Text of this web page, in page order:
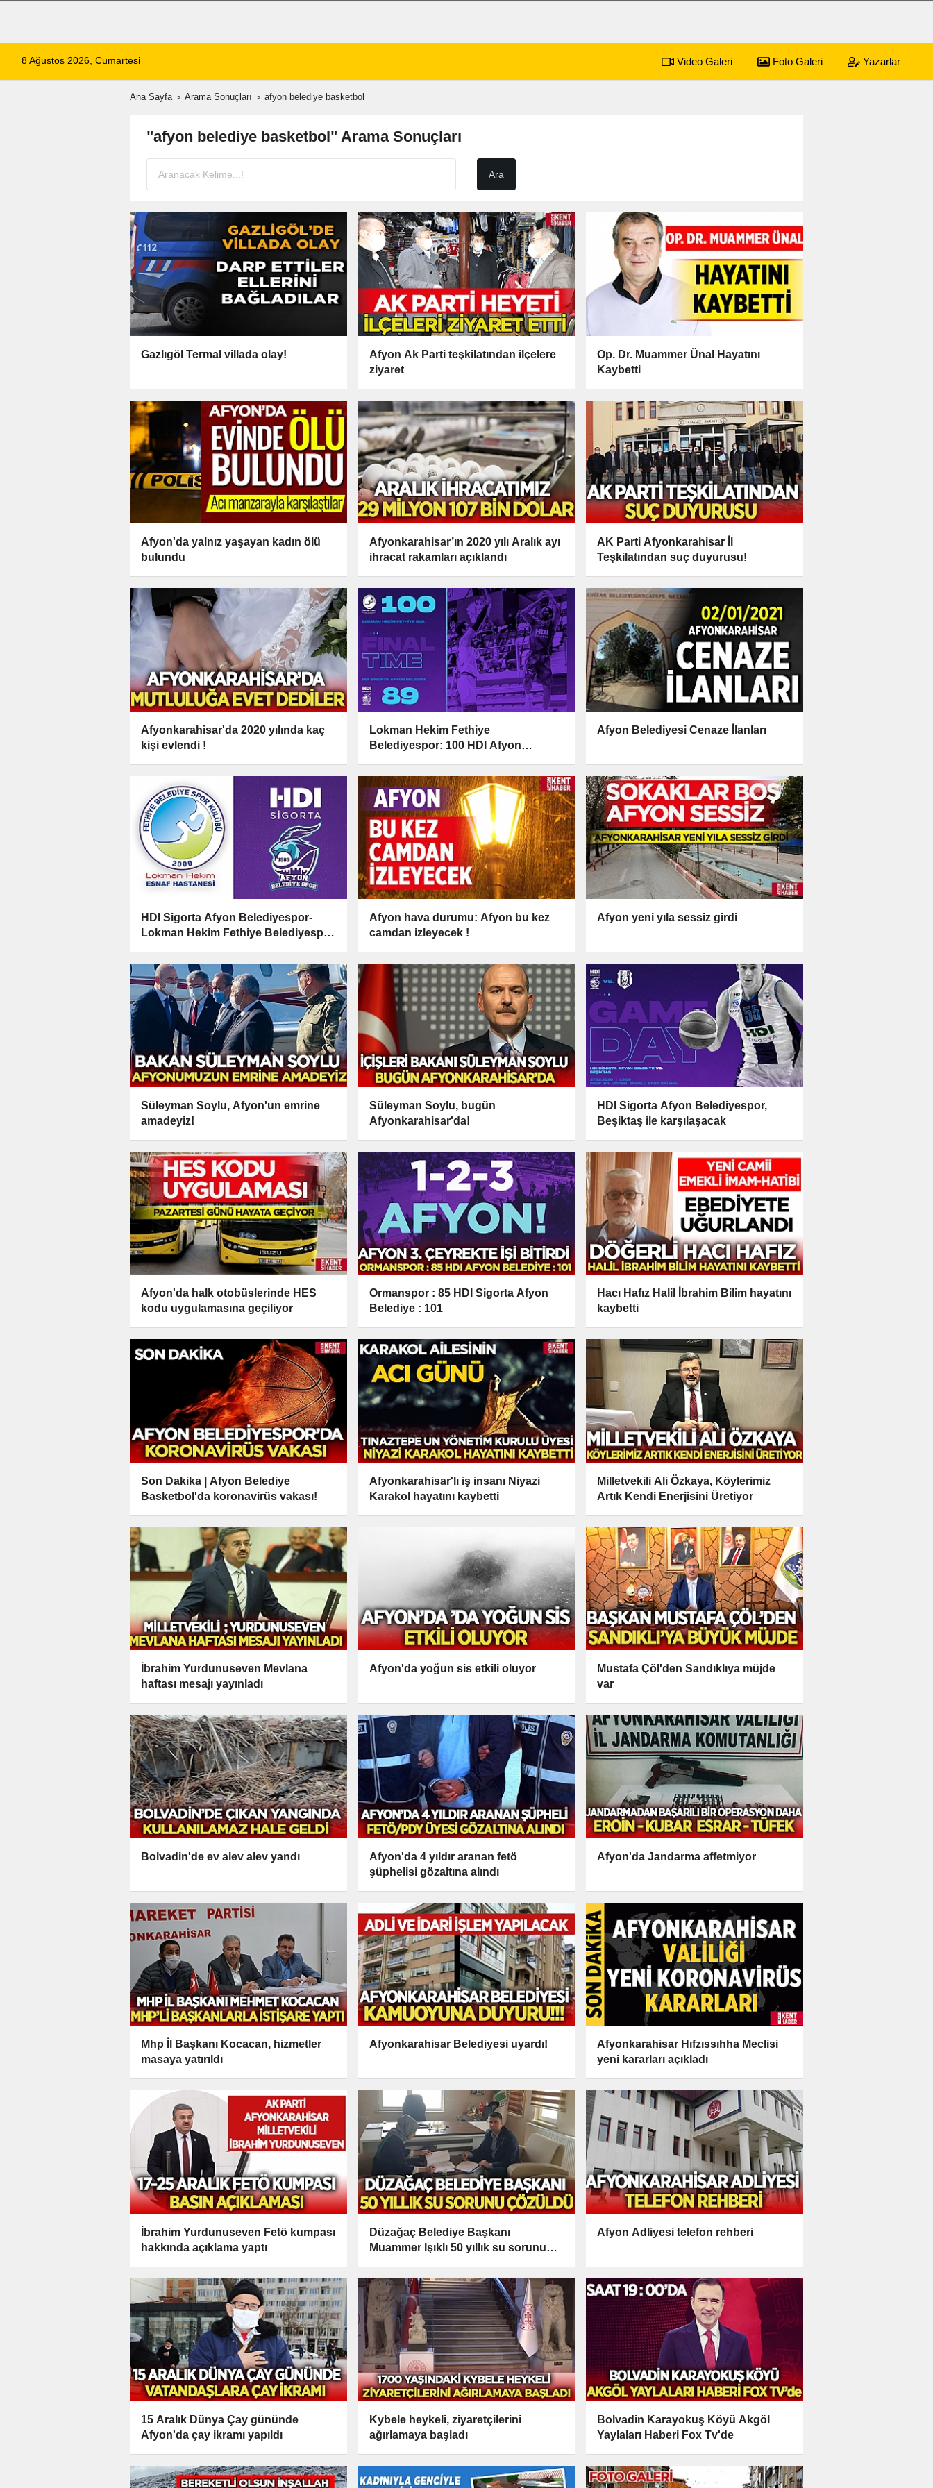
8 Ağustos 2026, Cumartesi Video Galeri Foto Galeri Yazarlar
Ana Sayfa Arama Sonuçları afyon belediye basketbol
"afyon belediye basketbol" Arama Sonuçları
Gazlıgöl Termal villada olay!
Afyon Ak Parti teşkilatından ilçelere
ziyaret
Op. Dr. Muammer Ünal Hayatını
Kaybetti
Afyon'da yalnız yaşayan kadın ölü
bulundu
Afyonkarahisar’ın 2020 yılı Aralık ayı
ihracat rakamları açıklandı
AK Parti Afyonkarahisar İl
Teşkilatından suç duyurusu!
Afyonkarahisar'da 2020 yılında kaç
kişi evlendi !
Lokman Hekim Fethiye
Belediyespor: 100 HDI Afyon
Afyon Belediyesi Cenaze İlanları
HDI Sigorta Afyon Belediyespor-
Lokman Hekim Fethiye Belediyespor
Afyon hava durumu: Afyon bu kez
camdan izleyecek !
Afyon yeni yıla sessiz girdi
Süleyman Soylu, Afyon'un emrine
amadeyiz!
Süleyman Soylu, bugün
Afyonkarahisar'da!
HDI Sigorta Afyon Belediyespor,
Beşiktaş ile karşılaşacak
Afyon'da halk otobüslerinde HES
kodu uygulamasına geçiliyor
Ormanspor : 85 HDI Sigorta Afyon
Belediye : 101
Hacı Hafız Halil İbrahim Bilim hayatını
kaybetti
Son Dakika | Afyon Belediye
Basketbol'da koronavirüs vakası!
Afyonkarahisar'lı iş insanı Niyazi
Karakol hayatını kaybetti
Milletvekili Ali Özkaya, Köylerimiz
Artık Kendi Enerjisini Üretiyor
İbrahim Yurdunuseven Mevlana
haftası mesajı yayınladı
Afyon'da yoğun sis etkili oluyor
Mustafa Çöl'den Sandıklıya müjde
var
Bolvadin'de ev alev alev yandı
Afyon'da 4 yıldır aranan fetö
şüphelisi gözaltına alındı
Afyon'da Jandarma affetmiyor
Mhp İl Başkanı Kocacan, hizmetler
masaya yatırıldı
Afyonkarahisar Belediyesi uyardı!
Afyonkarahisar Hıfzıssıhha Meclisi
yeni kararları açıkladı
İbrahim Yurdunuseven Fetö kumpası
hakkında açıklama yaptı
Düzağaç Belediye Başkanı
Muammer Işıklı 50 yıllık su sorununu
Afyon Adliyesi telefon rehberi
15 Aralık Dünya Çay gününde
Afyon'da çay ikramı yapıldı
Kybele heykeli, ziyaretçilerini
ağırlamaya başladı
Bolvadin Karayokuş Köyü Akgöl
Yaylaları Haberi Fox Tv'de